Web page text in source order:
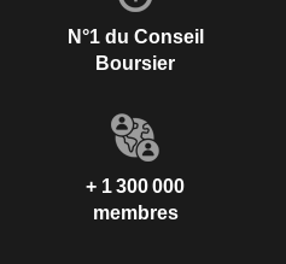
N°1 du Conseil
Boursier
+ 1 300 000
membres